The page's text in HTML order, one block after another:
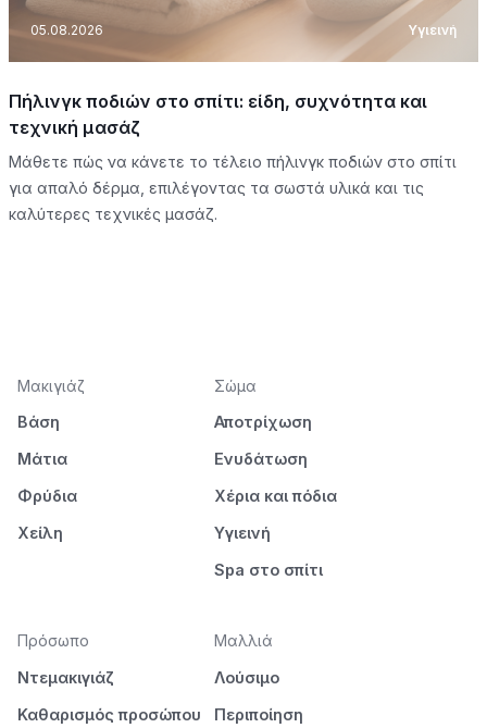
05.08.2026 Υγιεινή
Πήλινγκ ποδιών στο σπίτι: είδη, συχνότητα και
τεχνική μασάζ
Μάθετε πώς να κάνετε το τέλειο πήλινγκ ποδιών στο σπίτι
για απαλό δέρμα, επιλέγοντας τα σωστά υλικά και τις
καλύτερες τεχνικές μασάζ.
Μακιγιάζ
Βάση
Μάτια
Φρύδια
Χείλη
Σώμα
Αποτρίχωση
Ενυδάτωση
Χέρια και πόδια
Υγιεινή
Spa στο σπίτι
Πρόσωπο
Ντεμακιγιάζ
Καθαρισμός προσώπου
Μαλλιά
Λούσιμο
Περιποίηση